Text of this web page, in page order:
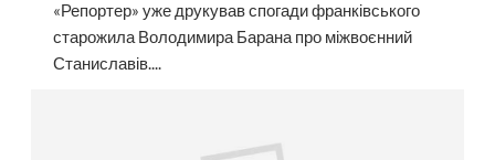
«Репортер» уже друкував спогади франківського
старожила Володимира Барана про міжвоєнний
Станиславів....